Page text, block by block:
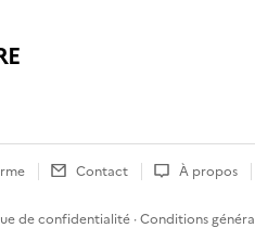
Contact À propos
de confidentialité ·Conditions